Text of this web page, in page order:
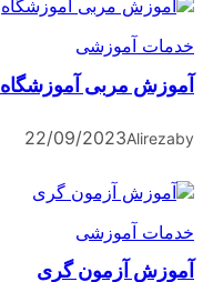
آموزشگاه
22/09/2023
گری